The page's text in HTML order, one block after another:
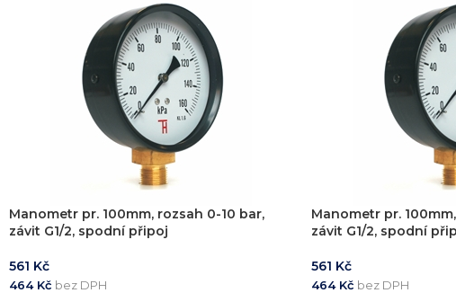
Manometr pr. 100mm, rozsah 0-10 bar,
závit G1/2, spodní připoj
561 Kč
464 Kč bez DPH
Manometr pr.
závit G1/2, spodní
561 Kč
464 Kč bez DPH